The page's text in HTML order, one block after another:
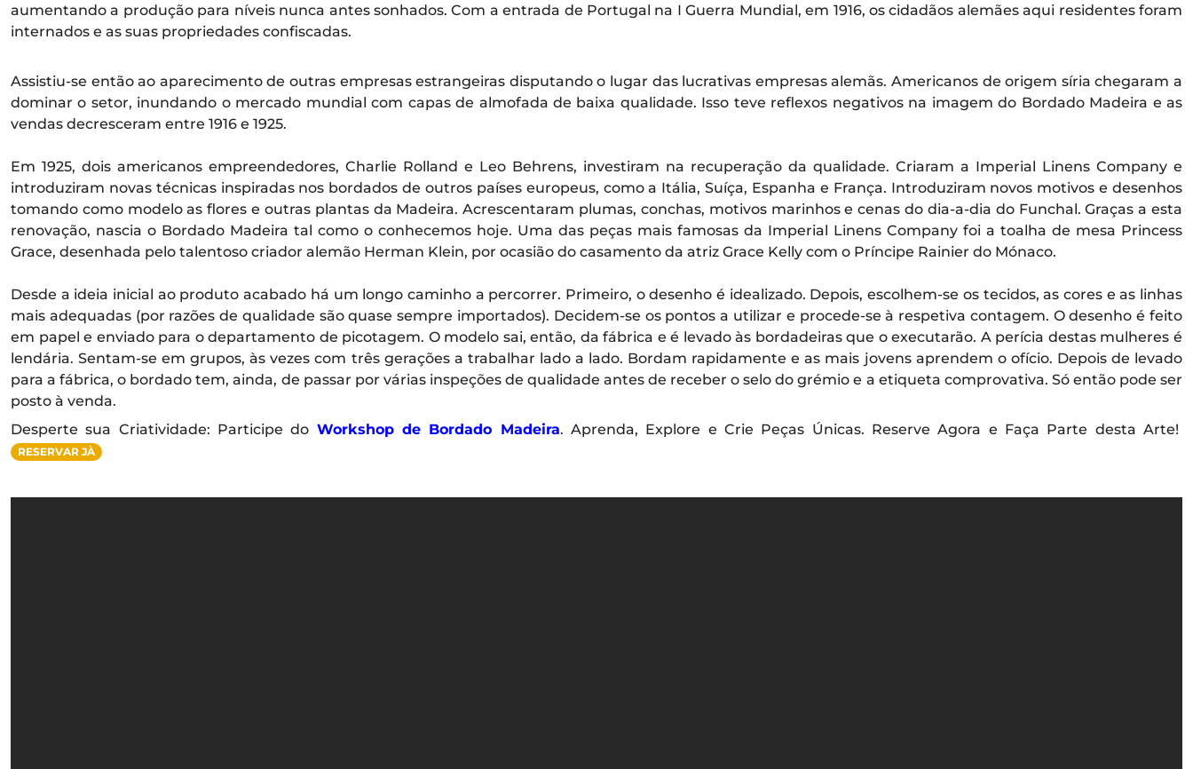
aumentando a produção para níveis nunca antes sonhados. Com a entrada de Portugal na I Guerra Mundial, em 1916, os cidadãos alemães aqui residentes foram
internados e as suas propriedades confiscadas.
Assistiu-se então ao aparecimento de outras empresas estrangeiras disputando o lugar das lucrativas empresas alemãs. Americanos de origem síria chegaram a
dominar o setor, inundando o mercado mundial com capas de almofada de baixa qualidade. Isso teve reflexos negativos na imagem do Bordado Madeira e as
vendas decresceram entre 1916 e 1925.
Em 1925, dois americanos empreendedores, Charlie Rolland e Leo Behrens, investiram na recuperação da qualidade. Criaram a Imperial Linens Company e
introduziram novas técnicas inspiradas nos bordados de outros países europeus, como a Itália, Suíça, Espanha e França. Introduziram novos motivos e desenhos
tomando como modelo as flores e outras plantas da Madeira. Acrescentaram plumas, conchas, motivos marinhos e cenas do dia-a-dia do Funchal. Graças a esta
renovação, nascia o Bordado Madeira tal como o conhecemos hoje. Uma das peças mais famosas da Imperial Linens Company foi a toalha de mesa Princess
Grace, desenhada pelo talentoso criador alemão Herman Klein, por ocasião do casamento da atriz Grace Kelly com o Príncipe Rainier do Mónaco.
Desde a ideia inicial ao produto acabado há um longo caminho a percorrer. Primeiro, o desenho é idealizado. Depois, escolhem-se os tecidos, as cores e as linhas
mais adequadas (por razões de qualidade são quase sempre importados). Decidem-se os pontos a utilizar e procede-se à respetiva contagem. O desenho é feito
em papel e enviado para o departamento de picotagem. O modelo sai, então, da fábrica e é levado às bordadeiras que o executarão. A perícia destas mulheres é
lendária. Sentam-se em grupos, às vezes com três gerações a trabalhar lado a lado. Bordam rapidamente e as mais jovens aprendem o ofício. Depois de levado
para a fábrica, o bordado tem, ainda, de passar por várias inspeções de qualidade antes de receber o selo do grémio e a etiqueta comprovativa. Só então pode ser
posto à venda.
Desperte sua Criatividade: Participe do Workshop de Bordado Madeira. Aprenda, Explore e Crie Peças Únicas. Reserve Agora e Faça Parte desta Arte!
RESERVAR JÀ